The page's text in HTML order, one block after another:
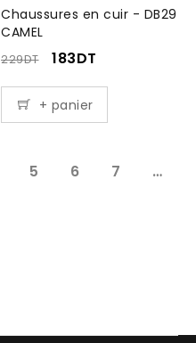
Chaussures en cuir - DB29
CAMEL
229DT 183DT
+ panier
5 6 7 …